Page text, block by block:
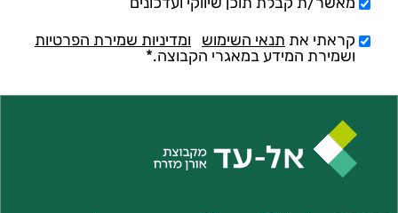
קראתי את תנאי השימוש
ומדיניות שמירת הפרטיות
ושמירת המידע במאגרי הקבוצה.*